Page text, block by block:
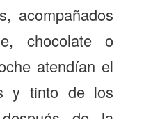
acompañados
chocolate o
atendían el
y tinto de los